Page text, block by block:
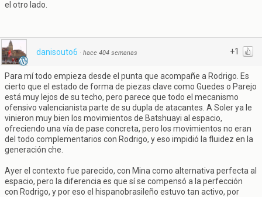
el otro lado.
+1
danisouto6 · hace 404 semanas
Para mí todo empieza desde el punta que acompañe a Rodrigo. Es
cierto que el estado de forma de piezas clave como Guedes o Parejo
está muy lejos de su techo, pero parece que todo el mecanismo
ofensivo valencianista parte de su dupla de atacantes. A Soler ya le
vinieron muy bien los movimientos de Batshuayi al espacio,
ofreciendo una vía de pase concreta, pero los movimientos no eran
del todo complementarios con Rodrigo, y eso impidió la fluidez en la
generación che.
Ayer el contexto fue parecido, con Mina como alternativa perfecta al
espacio, pero la diferencia es que sí se compensó a la perfección
con Rodrigo, y por eso el hispanobrasileño estuvo tan activo, por